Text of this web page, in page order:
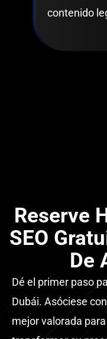
contenido
Reserve
SEO
De
Dé el primer paso
Dubái. Asóciese
mejor valorada